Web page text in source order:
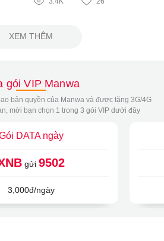
XEM THÊM
gói VIP Manwa
bản quyền của Manwa và được tặng 3G/4G
mời bạn chọn 1 trong 3 gói VIP dưới đây
DATA ngày
gửi 9502
3,000đ/ngày